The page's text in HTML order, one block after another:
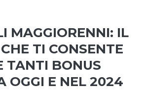
MAGGIORENNI: IL
TI CONSENTE
TANTI BONUS
OGGI E NEL 2024